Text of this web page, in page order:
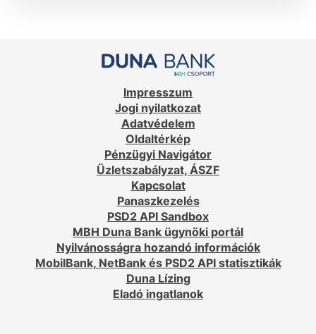
Impresszum
Jogi nyilatkozat
Adatvédelem
Oldaltérkép
Pénzügyi Navigátor
Üzletszabályzat, ÁSZF
Kapcsolat
Panaszkezelés
PSD2 API Sandbox
MBH Duna Bank ügynöki portál
Nyilvánosságra hozandó információk
MobilBank, NetBank és PSD2 API statisztikák
Duna Lízing
Eladó ingatlanok